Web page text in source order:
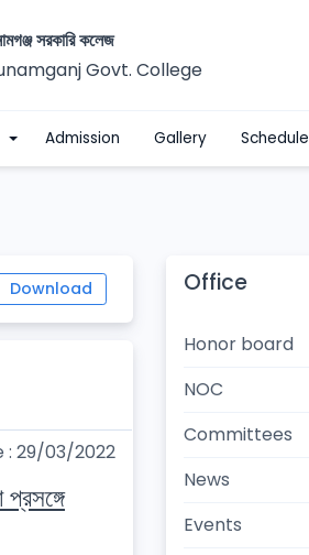
সরকারি কলেজ
Govt. College
Admission Gallery Schedule
Download
: 29/03/2022
প্রসঙ্গে
Office
Honor board
NOC
Committees
News
Events